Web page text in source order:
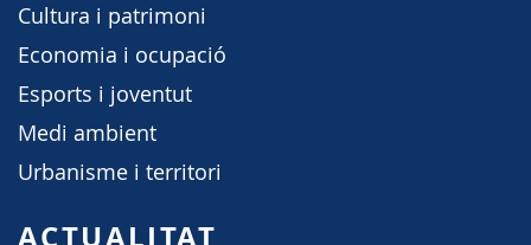
Cultura i patrimoni
Economia i ocupació
Esports i joventut
Medi ambient
Urbanisme i territori
ACTUALITAT